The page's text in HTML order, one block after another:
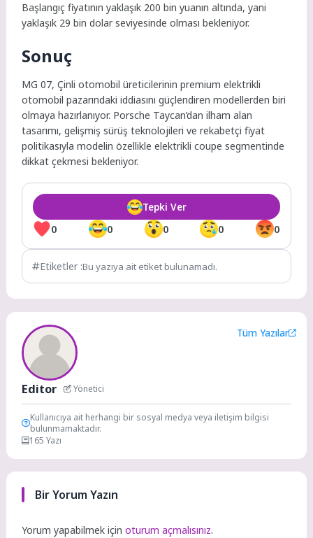
Başlangıç fiyatının yaklaşık 200 bin yuanın altında, yani
yaklaşık 29 bin dolar seviyesinde olması bekleniyor.
Sonuç
MG 07, Çinli otomobil üreticilerinin premium elektrikli
otomobil pazarındaki iddiasını güçlendiren modellerden biri
olmaya hazırlanıyor. Porsche Taycan’dan ilham alan
tasarımı, gelişmiş sürüş teknolojileri ve rekabetçi fiyat
politikasıyla modelin özellikle elektrikli coupe segmentinde
dikkat çekmesi bekleniyor.
0 0 0 0 0
Tepki Ver
Etiketler :Bu yazıya ait etiket bulunamadı.
Editor Yönetici
Tüm Yazılar
Kullanıcıya ait herhangi bir sosyal medya veya iletişim bilgisi
bulunmamaktadır.
165 Yazı
Bir Yorum Yazın
Yorum yapabilmek içinoturum açmalısınız.